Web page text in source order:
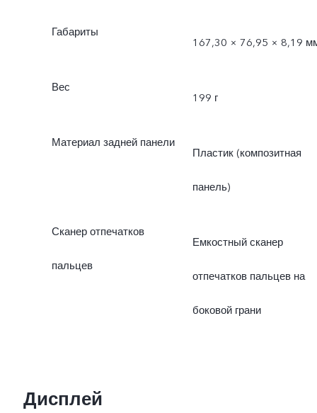
Габариты
167,30 × 76,95 × 8,19
Вес
199 г
Материал задней панели
Пластик (композитная
панель)
Сканер отпечатков
пальцев
Емкостный сканер
отпечатков пальцев на
боковой грани
Дисплей